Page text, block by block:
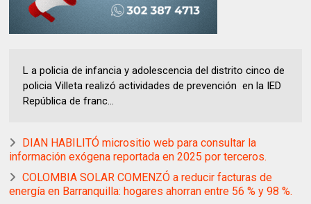
L a policia de infancia y adolescencia del distrito cinco de
policia Villeta realizó actividades de prevención en la IED
República de franc...
DIAN HABILITÓ micrositio web para consultar la
información exógena reportada en 2025 por terceros.
COLOMBIA SOLAR COMENZÓ a reducir facturas de
energía en Barranquilla: hogares ahorran entre 56 % y 98 %.